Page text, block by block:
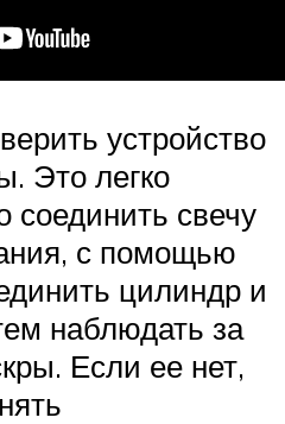
устройство
Это легко
соединить свечу
с помощью
цилиндр и
наблюдать за
Если ее нет,